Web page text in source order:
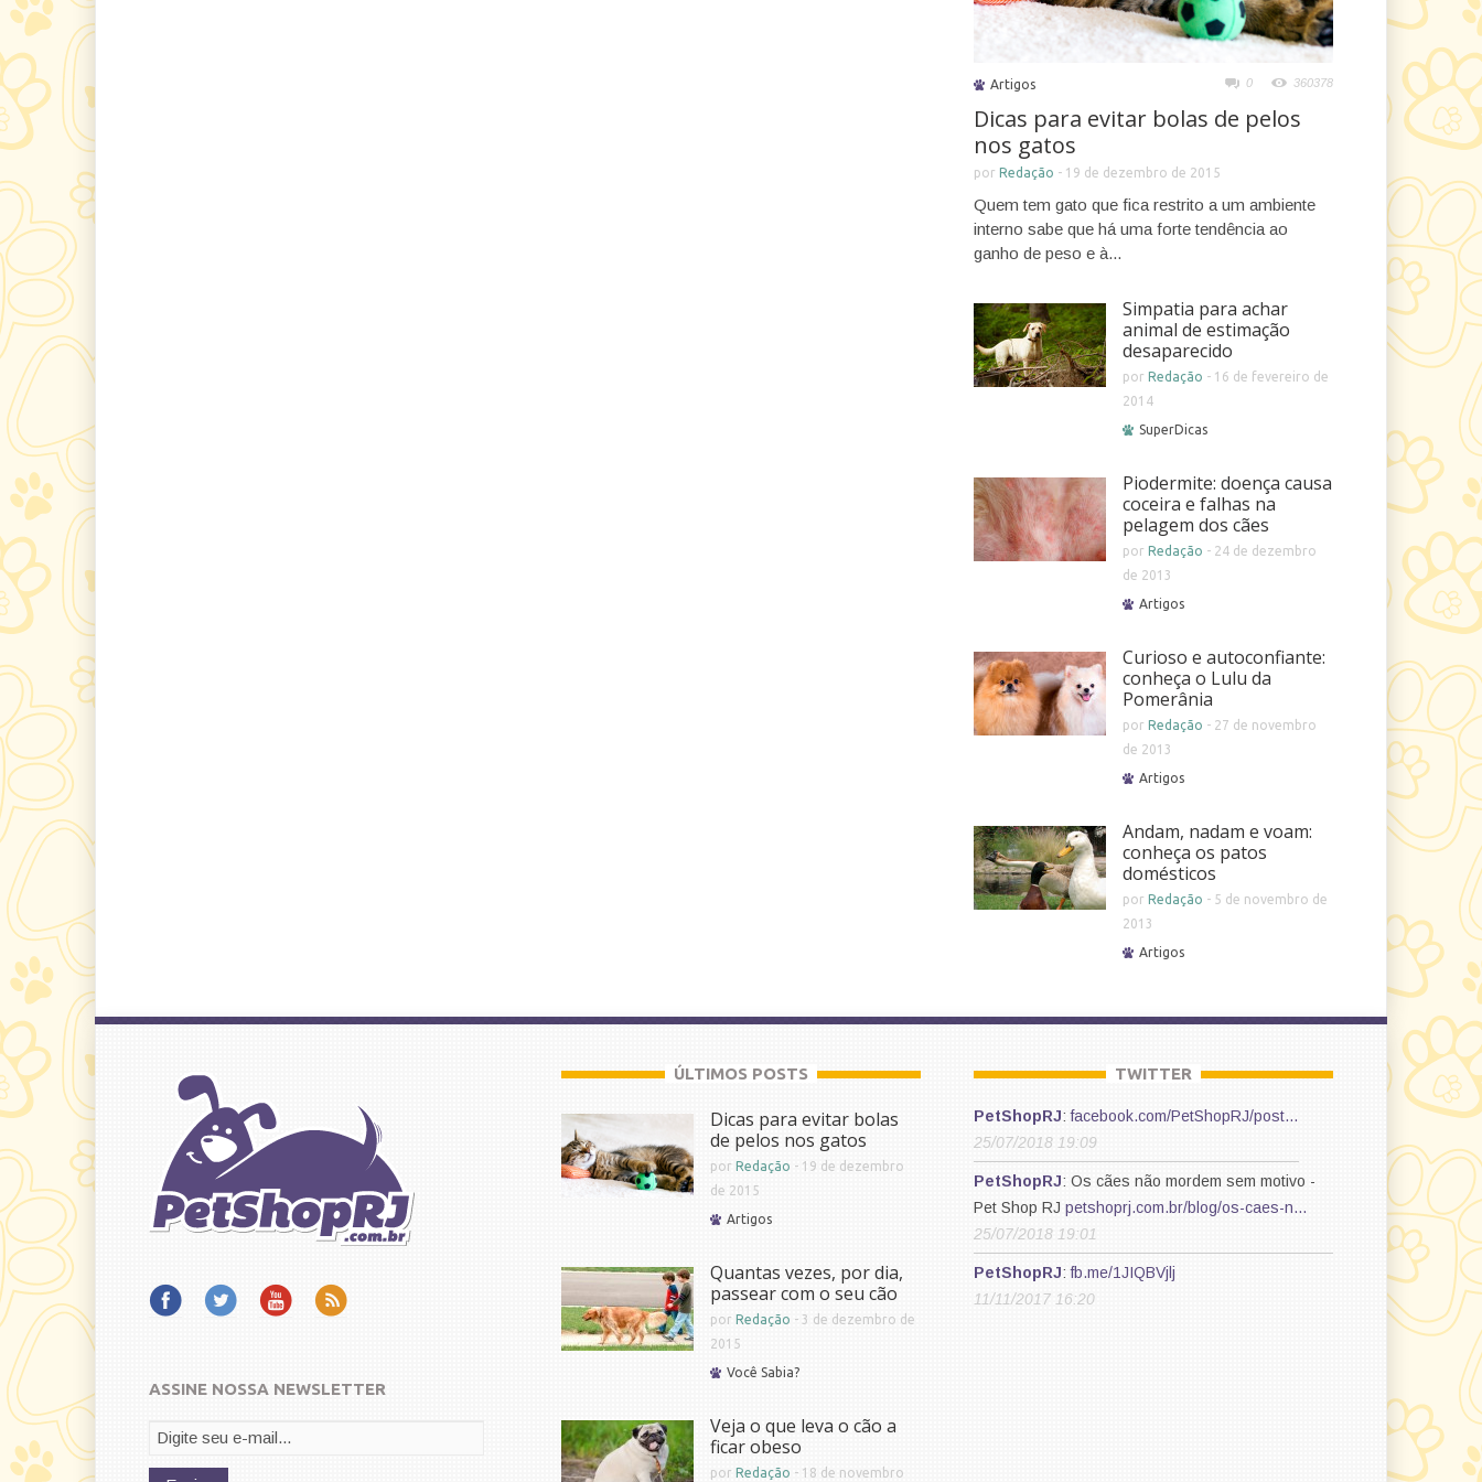
Artigos 0 360378
Dicas para evitar bolas de pelos
nos gatos
porRedação - 19 de dezembro de 2015
Quem tem gato que fica restrito a um ambiente
interno sabe que há uma forte tendência ao
ganho de peso e à...
Simpatia para achar
animal de estimação
desaparecido
porRedação - 16 de fevereiro de
2014
SuperDicas
Piodermite: doença causa
coceira e falhas na
pelagem dos cães
porRedação - 24 de dezembro
de 2013
Artigos
Curioso e autoconfiante:
conheça o Lulu da
Pomerânia
porRedação - 27 de novembro
de 2013
Artigos
Andam, nadam e voam:
conheça os patos
domésticos
porRedação - 5 de novembro de
2013
Artigos
ASSINE NOSSA NEWSLETTER
ÚLTIMOS POSTS
Dicas para evitar bolas
de pelos nos gatos
porRedação - 19 de dezembro
de 2015
Artigos
Quantas vezes, por dia,
passear com o seu cão
porRedação - 3 de dezembro de
2015
Você Sabia?
Veja o que leva o cão a
ficar obeso
porRedação - 18 de novembro
TWITTER
PetShopRJ:facebook.com/PetShopRJ/post…
25/07/2018 19:09
PetShopRJ: Os cães não mordem sem motivo -
Pet Shop RJpetshoprj.com.br/blog/os-caes-n…
25/07/2018 19:01
PetShopRJ:fb.me/1JIQBVjlj
11/11/2017 16:20